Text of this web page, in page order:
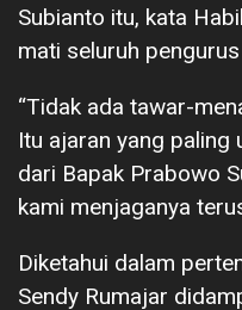
Subianto itu, kata
mati seluruh
“Tidak ada tawar-
Itu ajaran yang paling
dari Bapak Prabowo
kami menjaganya
Diketahui dalam
Sendy Rumajar